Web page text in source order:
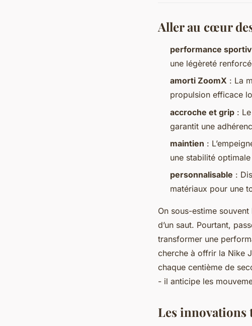
Aller au cœur
performance
une légèreté
amorti ZoomX : La
propulsion efficace
accroche et grip :
garantit une
maintien :
une stabilité
personnalisable :
matériaux pour une
On sous-estime
d’un saut. Pourtant,
transformer une
cherche à offrir la Nike
chaque centième de
- il anticipe les
Les innovations